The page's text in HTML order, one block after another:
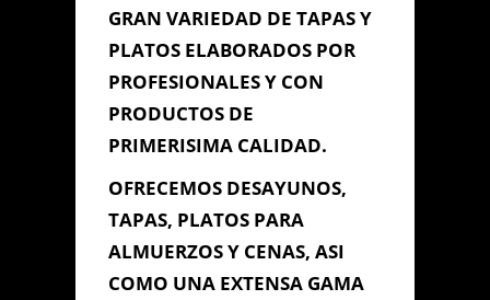
GRAN VARIEDAD DE TAPAS Y
PLATOS ELABORADOS POR
PROFESIONALES Y CON
PRODUCTOS DE
PRIMERISIMA CALIDAD.
OFRECEMOS DESAYUNOS,
TAPAS, PLATOS PARA
ALMUERZOS Y CENAS, ASI
COMO UNA EXTENSA GAMA
C/ CABRERA DE NEVARES Nº3 -
JUNTO A (PLAZA DE MENDIZABAL)
- CADIZ, Cádiz, Cádiz
665 424 888
elcallejonjuanjo@gmail.com
Contacta con Nosotros